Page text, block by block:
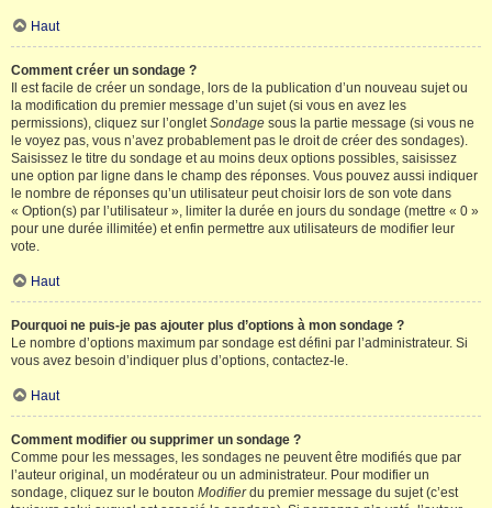
Haut
Comment créer un sondage ?
Il est facile de créer un sondage, lors de la publication d’un nouveau sujet ou
la modification du premier message d’un sujet (si vous en avez les
permissions), cliquez sur l’ongletSondage sous la partie message (si vous ne
le voyez pas, vous n’avez probablement pas le droit de créer des sondages).
Saisissez le titre du sondage et au moins deux options possibles, saisissez
une option par ligne dans le champ des réponses. Vous pouvez aussi indiquer
le nombre de réponses qu’un utilisateur peut choisir lors de son vote dans
« Option(s) par l’utilisateur », limiter la durée en jours du sondage (mettre « 0 »
pour une durée illimitée) et enfin permettre aux utilisateurs de modifier leur
vote.
Haut
Pourquoi ne puis-je pas ajouter plus d’options à mon sondage ?
Le nombre d’options maximum par sondage est défini par l’administrateur. Si
vous avez besoin d’indiquer plus d’options, contactez-le.
Haut
Comment modifier ou supprimer un sondage ?
Comme pour les messages, les sondages ne peuvent être modifiés que par
l’auteur original, un modérateur ou un administrateur. Pour modifier un
sondage, cliquez sur le bouton Modifierdu premier message du sujet (c’est